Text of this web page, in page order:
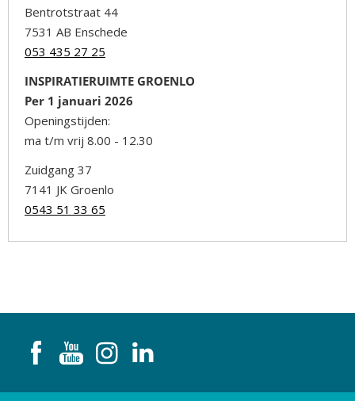
Bentrotstraat 44
7531 AB Enschede
053 435 27 25
INSPIRATIERUIMTE GROENLO
Per 1 januari 2026
Openingstijden:
ma t/m vrij 8.00 - 12.30
Zuidgang 37
7141 JK Groenlo
0543 51 33 65